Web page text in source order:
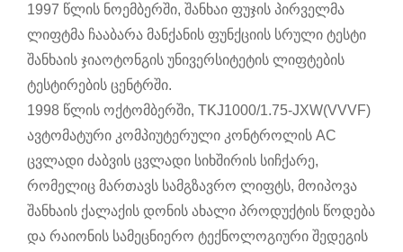
1997 წლის ნოემბერში, შანხაი ფუჯის პირველმა
ლიფტმა ჩააბარა მანქანის ფუნქციის სრული ტესტი
შანხაის ჯიაოტონგის უნივერსიტეტის ლიფტების
ტესტირების ცენტრში.
1998 წლის ოქტომბერში, TKJ1000/1.75-JXW(VVVF)
ავტომატური კომპიუტერული კონტროლის AC
ცვლადი ძაბვის ცვლადი სიხშირის სიჩქარე,
რომელიც მართავს სამგზავრო ლიფტს, მოიპოვა
შანხაის ქალაქის დონის ახალი პროდუქტის წოდება
და რაიონის სამეცნიერო ტექნოლოგიური შედეგის